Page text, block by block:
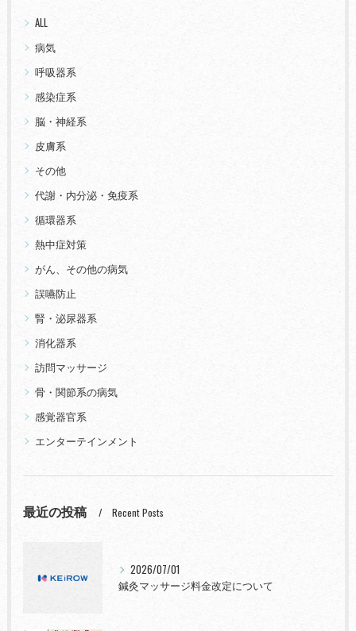
ALL
病気
呼吸器系
感染症系
脳・神経系
皮膚系
その他
代謝・内分泌・免疫系
循環器系
熱中症対策
がん、その他の病気
誤嚥防止
腎・泌尿器系
消化器系
訪問マッサージ
骨・関節系の病気
感覚器官系
エンターテインメント
最近の投稿 Recent Posts
2026/07/01
鍼灸マッサージ料金改定について